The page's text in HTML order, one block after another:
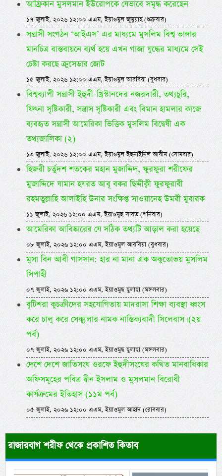
আফ্রিকান মুসলমান ইউরোপকে যেভাবে সমৃদ্ধ করেছেন
১৭ জুলাই, ২০২৬ ১২:০০ এএম, ইয়াওমুল জুমুয়াহ (শুক্রবার)
সন্ত্রাসী সংগঠন ‘আইএস’ এর মাধ্যমে মুসলিম বিশ্ব ভাঙ্গার
মানচিত্র বাস্তবায়নে ব্যর্থ হয়ে এখন গাজা যুদ্ধের মাধ্যমে সেই
চেষ্টা করছে ক্রুসেডার জোট
১৫ জুলাই, ২০২৬ ১২:০০ এএম, ইয়াওমুল আরবিয়া (বুধবার)
বিশ্বব্যাপী সন্ত্রাসী ইহুদী-খ্রিস্টানদের নজরদারী, তথ্যচুরি,
ফিৎনা সৃষ্টিকারী, সন্ত্রাস সৃষ্টিকারী এবং বিমান হামলার কাজে
ব্যবহৃত সন্ত্রাসী আমেরিকা ভিত্তিক মুসলিম বিদ্বেষী এক
তথ্যজালিকা (২)
১৩ জুলাই, ২০২৬ ১২:০০ এএম, ইয়াওমুল ইছনাইনিল আযীম (সোমবার)
হিজরী চর্তুদশ শতকের মহান মুজাদ্দিদ, ফুরফুরা শরীফের
মুজাদ্দিদে যামান হযরত আবূ বকর ছিদ্দীক্বী ফুরফুরাবী
রহমতুল্লাহি আলাইহি উনার সংক্ষিপ্ত সাওয়ানেহ উমরী মুবারক
১১ জুলাই, ২০২৬ ১২:০০ এএম, ইয়াওমুছ সাবত (শনিবার)
আমেরিকা আবিষ্কারের যে সঠিক তথ্যটি আড়াল করা হয়েছে
০৮ জুলাই, ২০২৬ ১২:০০ এএম, ইয়াওমুল আরবিয়া (বুধবার)
মুসা বিন আবী গাসসান: হার না মানা এক অকুতোভয় মুসলিম
সিপাহী
০৭ জুলাই, ২০২৬ ১২:০০ এএম, ইয়াওমুছ ছুলাছা (মঙ্গলবার)
বৃটিশরা কুচক্রীদের সহযোগিতায় মাদরাসা শিক্ষা ব্যবস্থা ধ্বংস
করে চালু করে সেক্যুলার নামক নাস্তিক্যবাদী সিলেবাস। (২য়
পর্ব)
০৭ জুলাই, ২০২৬ ১২:০০ এএম, ইয়াওমুছ ছুলাছা (মঙ্গলবার)
দেশে দেশে জাতিসংঘ ওরফে ইহুদীসংঘের কথিত মানবাধিকার
অফিসমূহের পবিত্র দ্বীন ইসলাম ও মুসলমান বিরোধী
কার্যক্রমের ইতিহাস (১১ম পর্ব)
০৫ জুলাই, ২০২৬ ১২:০০ এএম, ইয়াওমুল আহাদ (রোববার)
রাজারবাগ শরীফ থেকে প্রকাশিত কিতাব